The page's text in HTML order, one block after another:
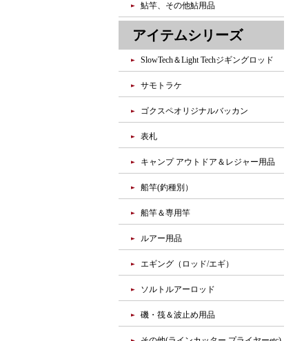
鮎竿、その他鮎用品
アイテムシリーズ
SlowTech＆Light Techジギングロッド
サモトラケ
ゴクスペオリジナルバッカン
表札
キャンプ アウトドア＆レジャー用品
船竿(釣種別）
船竿＆専用竿
ルアー用品
エギング（ロッド/エギ）
ソルトルアーロッド
磯・筏＆波止め用品